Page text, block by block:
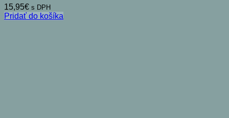
15,95€ s DPH
Pridať do košíka